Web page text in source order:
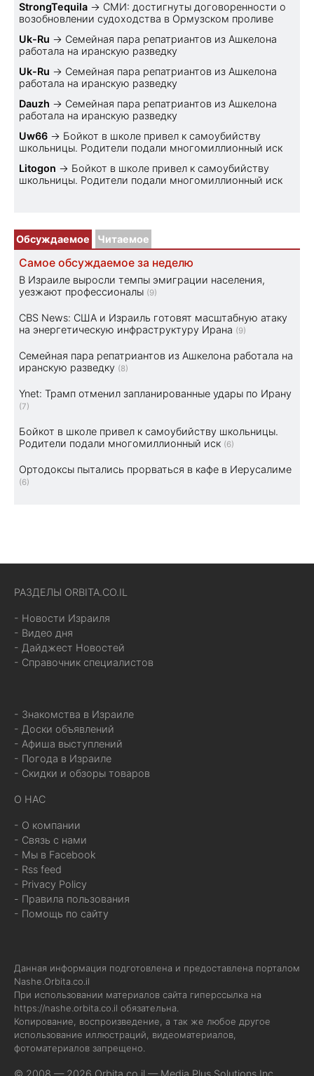
StrongTequila → СМИ: достигнуты договоренности о
возобновлении судоходства в Ормузском проливе
Uk-Ru → Семейная пара репатриантов из Ашкелона
работала на иранскую разведку
Uk-Ru → Семейная пара репатриантов из Ашкелона
работала на иранскую разведку
Dauzh → Семейная пара репатриантов из Ашкелона
работала на иранскую разведку
Uw66 → Бойкот в школе привел к самоубийству
школьницы. Родители подали многомиллионный иск
Litogon → Бойкот в школе привел к самоубийству
школьницы. Родители подали многомиллионный иск
Обсуждаемое Читаемое
Самое обсуждаемое за неделю
В Израиле выросли темпы эмиграции населения,
уезжают профессионалы (9)
CBS News: США и Израиль готовят масштабную атаку
на энергетическую инфраструктуру Ирана (9)
Семейная пара репатриантов из Ашкелона работала на
иранскую разведку (8)
Ynet: Трамп отменил запланированные удары по Ирану
(7)
Бойкот в школе привел к самоубийству школьницы.
Родители подали многомиллионный иск (6)
Ортодоксы пытались прорваться в кафе в Иерусалиме
(6)
РАЗДЕЛЫ ORBITA.CO.IL
- Новости Израиля
- Видео дня
- Дайджест Новостей
- Справочник специалистов
- Знакомства в Израиле
- Доски объявлений
- Афиша выступлений
- Погода в Израиле
- Скидки и обзоры товаров
О НАС
- О компании
- Связь с нами
- Мы в Facebook
- Rss feed
- Privacy Policy
- Правила пользования
- Помощь по сайту
Данная информация подготовлена и предоставлена порталом
Nashe.Orbita.co.il
При использовании материалов сайта гиперссылка на
https://nashe.orbita.co.il обязательна.
Копирование, воспроизведение, а так же любое другое
использование иллюстраций, видеоматериалов,
фотоматериалов запрещено.
© 2008 — 2026 Orbita.co.il — Media Plus Solutions Inc